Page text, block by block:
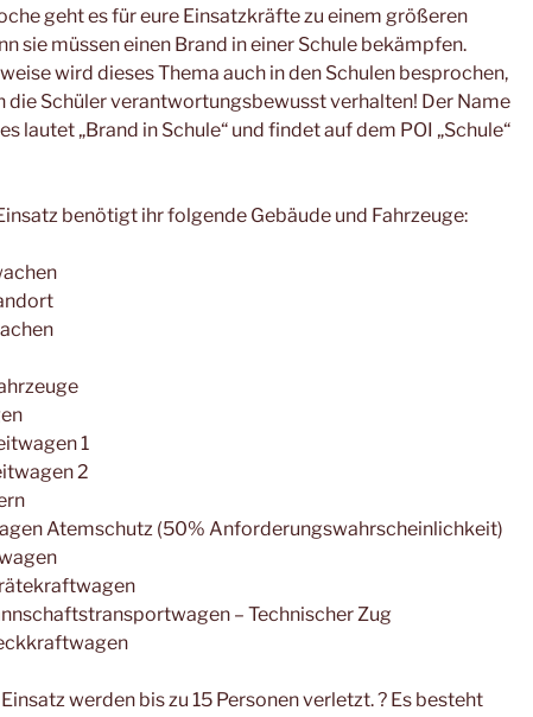
geht es für eure Einsatzkräfte zu einem größeren
sie müssen einen Brand in einer Schule bekämpfen.
wird dieses Thema auch in den Schulen besprochen,
die Schüler verantwortungsbewusst verhalten! Der Name
lautet „Brand in Schule“ und findet auf dem POI „Schule“
benötigt ihr folgende Gebäude und Fahrzeuge:
1
2
Atemschutz (50% Anforderungswahrscheinlichkeit)
– Technischer Zug
werden bis zu 15 Personen verletzt. ? Es besteht